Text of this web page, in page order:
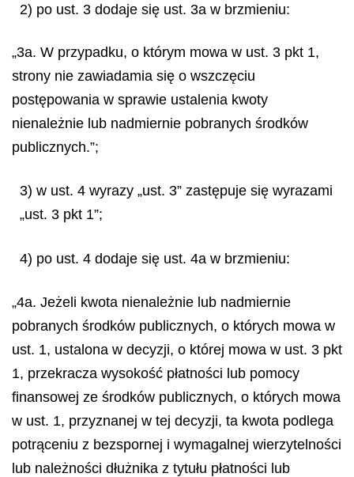
2) po ust. 3 dodaje się ust. 3a w brzmieniu:
„3a. W przypadku, o którym mowa w ust. 3 pkt 1,
strony nie zawiadamia się o wszczęciu
postępowania w sprawie ustalenia kwoty
nienależnie lub nadmiernie pobranych środków
publicznych.”;
3) w ust. 4 wyrazy „ust. 3” zastępuje się wyrazami
„ust. 3 pkt 1”;
4) po ust. 4 dodaje się ust. 4a w brzmieniu:
„4a. Jeżeli kwota nienależnie lub nadmiernie
pobranych środków publicznych, o których mowa w
ust. 1, ustalona w decyzji, o której mowa w ust. 3 pkt
1, przekracza wysokość płatności lub pomocy
finansowej ze środków publicznych, o których mowa
w ust. 1, przyznanej w tej decyzji, ta kwota podlega
potrąceniu z bezspornej i wymagalnej wierzytelności
lub należności dłużnika z tytułu płatności lub